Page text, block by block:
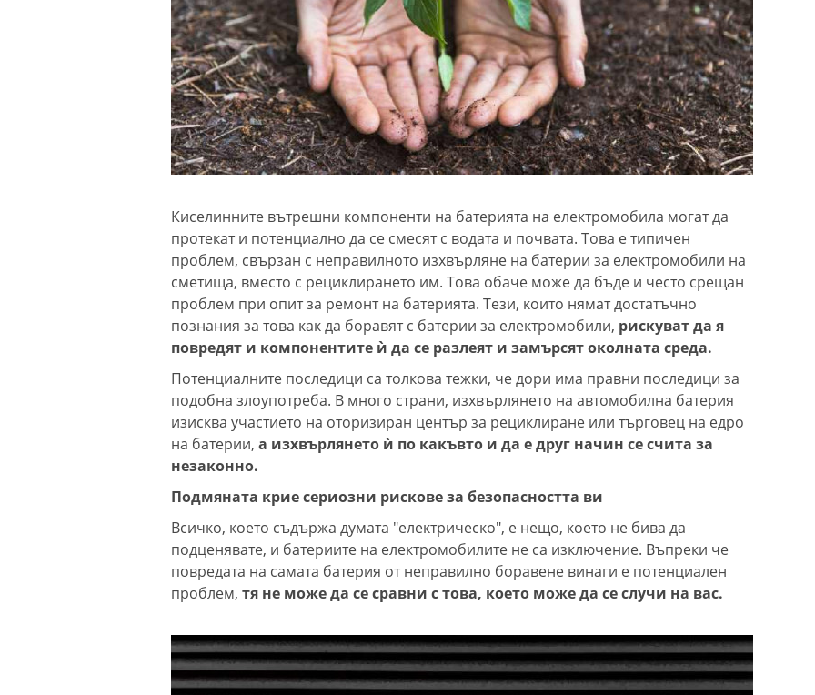
Киселинните вътрешни компоненти на батерията на електромобила могат да
протекат и потенциално да се смесят с водата и почвата. Това е типичен
проблем, свързан с неправилното изхвърляне на батерии за електромобили на
сметища, вместо с рециклирането им. Това обаче може да бъде и често срещан
проблем при опит за ремонт на батерията. Тези, които нямат достатъчно
познания за това как да боравят с батерии за електромобили, рискуват да я
повредят и компонентите ѝ да се разлеят и замърсят околната среда.
Потенциалните последици са толкова тежки, че дори има правни последици за
подобна злоупотреба. В много страни, изхвърлянето на автомобилна батерия
изисква участието на оторизиран център за рециклиране или търговец на едро
на батерии, а изхвърлянето ѝ по какъвто и да е друг начин се счита за
незаконно.
Подмяната крие сериозни рискове за безопасността ви
Всичко, което съдържа думата "електрическо", е нещо, което не бива да
подценявате, и батериите на електромобилите не са изключение. Въпреки че
повредата на самата батерия от неправилно боравене винаги е потенциален
проблем, тя не може да се сравни с това, което може да се случи на вас.